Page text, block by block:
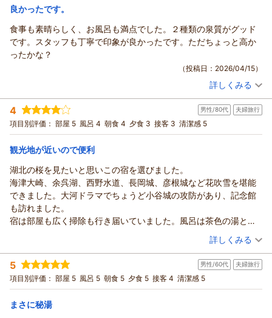
い味わいにご感動いただけたことを心より嬉しく思います。
地ならではの魅力を存分にご体験いただけたようで何よりでご
ざいます。
今後とも、より一層ご満足いただける滞在をご提供できるよう
努めてまいります。またのお越しを心よりお待ち申し上げてお
（返信日：2026/04/29）
宿泊価格帯： 27,001～28,000円(大人一人あたり/税込)
須賀谷温泉～戦国武将が通った歴史の秘湯～からの返信
この度は須賀谷温泉にご宿泊いただき、誠にありがとうござい
ました。
また、同じ滋賀県内にありながら、以前よりお心に留めていた
だき、初めてご来館いただけたこと、心より御礼申し上げま
す。
茶色の濁りのある熱めのお湯を心地よく感じていただけたとの
こと、当館自慢の泉質をご評価いただき、大変ありがたく存じ
ます。
一方で、お部屋の半露天風呂につきましては、お湯が溜まるま
お掛けしましたこと、誠に申し訳ございませんでした。
快適にお使いいただくべき設備でありながら、ご満足いただけ
なかった点は、真摯に受け止めております。
また、お料理につきましても、「印象に残らず普通」とのお声
を頂戴し、ご期待を上回るものをご提供できなかったことを、
考にさせていただきます。
率直なお気持ちをお聞かせいただき、誠にありがとうございま
した。
今後は、よりご満足いただける滞在をご提供できるよう、設
良かったです。
食事も素晴らしく、お風呂も満点でした。２種類の泉質がグッド
です。スタッフも丁寧で印象が良かったです。ただちょっと高か
ったかな？
（投稿日：2026/04/15）
投稿者： CC87さん(男性/60代)
宿泊プラン： 【冬季限定】ちょっとお得な旬旅♪のんびりふら～っとお手軽
プラン♪選べる夕食
和洋室 朝・夕
宿泊価格帯： 30,001円以上(大人一人あたり/税込)
この度は須賀谷温泉にご宿泊いただき、誠にありがとうござい
ました。
また、ご感想をお寄せいただき、心より御礼申し上げます。
お食事や温泉につきまして「素晴らしい」「満点」とのお言葉
を頂戴し、二種類の泉質もお楽しみいただけたとのこと、大変
また、スタッフの対応についても良い印象を持っていただき、
スタッフ一同、大きな励みとなっております。
一方で、料金につきましてはご期待に対し高く感じられたとの
こと、率直なお声をありがとうございます。
今後も内容と価格のバランスにご納得いただけるよう、サービ
詳しくみる
4 男性/80代 夫婦旅行
項目別評価： 部屋 5 風呂 4 朝食 4 夕食 3 接客 3 清潔感 5
観光地が近いので便利
湖北の桜を見たいと思いこの宿を選びました。
海津大崎、余呉湖、西野水道、長岡城、彦根城など花吹雪を堪能
できました。大河ドラマでちょうど小谷城の攻防があり、記念館
も訪れました。
宿は部屋も広く掃除も行き届いていました。風呂は茶色の湯と透
明な湯があり楽しめました。夕食の品出しが遅いのが少し不満で
（投稿日：2026/04/11）
宿泊時期： 2026年04月宿泊 (夫婦旅行)
投稿者： はなふどうさん
宿泊プラン： 【春のぐるっと桜めぐり】春の旅にぴったり♪春限定の贅沢ス
テイ★嬉しい特典付★
和洋室 朝・夕
宿泊価格帯：
詳しくみる
5 男性/60代 夫婦旅行
項目別評価： 部屋 5 風呂 5 朝食 5 夕食 5 接客 4 清潔感 5
まさに秘湯